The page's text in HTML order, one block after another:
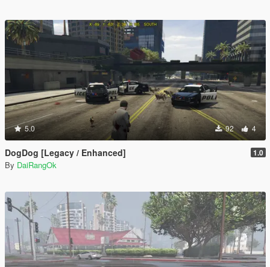
5.0 92 4
DogDog [Legacy / Enhanced] 1.0
By DaiRangOk